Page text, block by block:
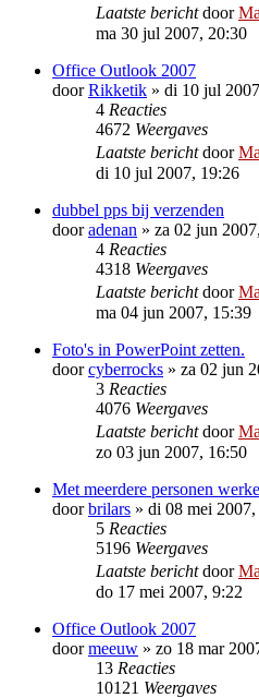
Laatste berichtdoor
ma 30 jul 2007, 20:30
Office Outlook 2007
doorRikketik » di 10 jul
4 Reacties
4672 Weergaves
Laatste berichtdoor
di 10 jul 2007, 19:26
dubbel pps bij verzenden
dooradenan » za 02 jun
4 Reacties
4318 Weergaves
Laatste berichtdoor
ma 04 jun 2007, 15:39
Foto's in PowerPoint zetten.
doorcyberrocks » za 02 jun
3 Reacties
4076 Weergaves
Laatste berichtdoor
zo 03 jun 2007, 16:50
Met meerdere personen
doorbrilars » di 08 mei
5 Reacties
5196 Weergaves
Laatste berichtdoor
do 17 mei 2007, 9:22
Office Outlook 2007
doormeeuw » zo 18 mar
13 Reacties
10121 Weergaves